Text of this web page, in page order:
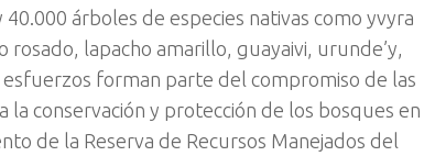
árboles de especies nativas como yvyra
rosado, lapacho amarillo, guayaivi, urunde’y,
forman parte del compromiso de las
la conservación y protección de los bosques en
de la Reserva de Recursos Manejados del